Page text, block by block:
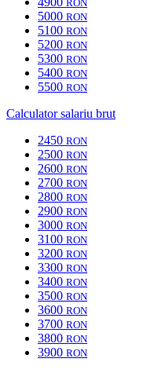
RON
5000 RON
5100 RON
5200 RON
5300 RON
5400 RON
5500 RON
Calculator salariu brut
2450 RON
2500 RON
2600 RON
2700 RON
2800 RON
2900 RON
3000 RON
3100 RON
3200 RON
3300 RON
3400 RON
3500 RON
3600 RON
3700 RON
3800 RON
3900 RON